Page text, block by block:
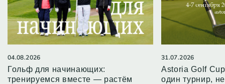
04.08.2026
Гольф для начинающих:
тренируемся вместе — растём
31.07.2026
Astoria Golf
один турнир,